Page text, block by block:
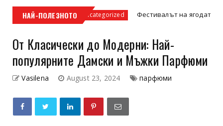
НАЙ-ПОЛЕЗНОТО
Uncategorized Фестивалът на ягодата 2026 в Кричим
От Класически до Модерни: Най-
популярните Дамски и Мъжки Парфюми
Vasilena August 23, 2024 парфюми